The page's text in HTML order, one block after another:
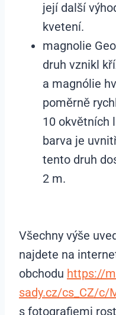
její další
kvetení.
magnolie
druh vznikl
a magnólie
poměrně
10 okvětních
barva je
tento druh
2 m.
Všechny výše
najdete na
obchodu https://
sady.cz/cs_CZ/c/
s fotografiemi